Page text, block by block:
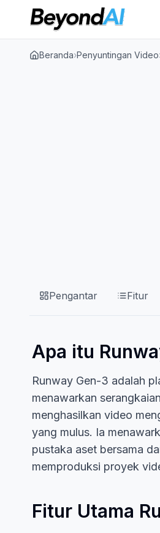
Beranda›Penyuntingan Video
Pengantar Fitur
Apa itu
Runway Gen-3 adalah
menawarkan
menghasilkan video
yang mulus. Ia
pustaka aset bersama
memproduksi proyek
Fitur Utama